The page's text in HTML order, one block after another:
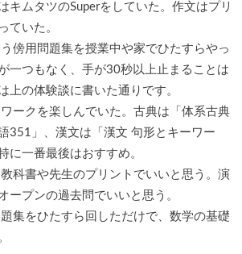
キムタツのSuperをしていた。作文はプリ
ていた。
傍用問題集を授業中や家でひたすらやっ
一つもなく、手が30秒以上止まることは
上の体験談に書いた通りです。
ークを楽しんでいた。古典は「体系古典
351」、漢文は「漢文 句形とキーワー
に一番最後はおすすめ。
科書や先生のプリントでいいと思う。演
ープンの過去問でいいと思う。
集をひたすら回しただけで、数学の基礎